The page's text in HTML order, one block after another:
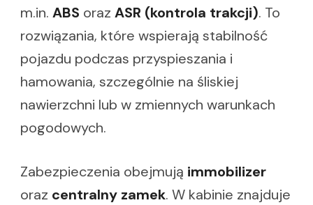
m.in. ABS oraz ASR (kontrola trakcji). To
rozwiązania, które wspierają stabilność
pojazdu podczas przyspieszania i
hamowania, szczególnie na śliskiej
nawierzchni lub w zmiennych warunkach
pogodowych.
Zabezpieczenia obejmują immobilizer
oraz centralny zamek. W kabinie znajduje